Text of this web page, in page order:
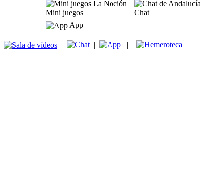
Mini juegos
Chat
App
| | |